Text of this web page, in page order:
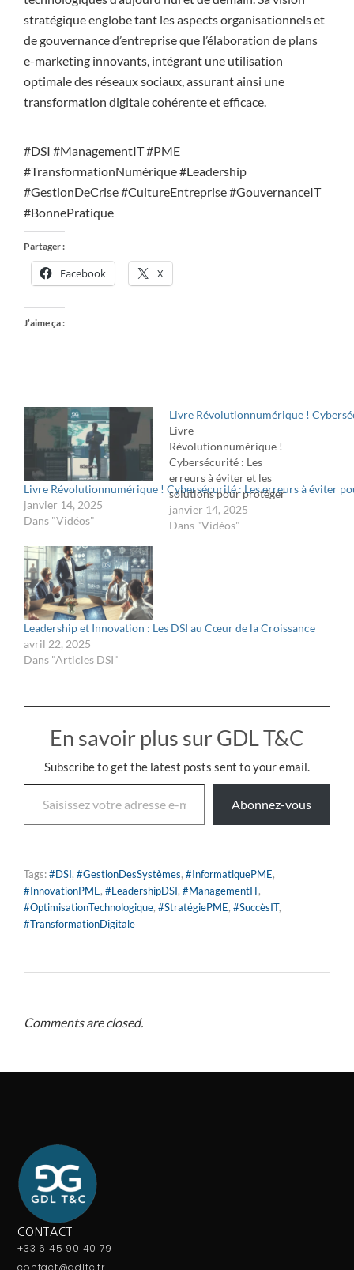
stratégique englobe tant les aspects organisationnels et
de gouvernance d’entreprise que l’élaboration de plans
e-marketing innovants, intégrant une utilisation
optimale des réseaux sociaux, assurant ainsi une
transformation digitale cohérente et efficace.
#DSI #ManagementIT #PME
#TransformationNumérique #Leadership
#GestionDeCrise #CultureEntreprise #GouvernanceIT
#BonnePratique
Partager :
Facebook X
J’aime ça :
Livre Révolutionnumérique ! Cybersécurité : Les erreurs à éviter
janvier 14, 2025
Dans "Vidéos"
Livre Révolutionnumérique !
Livre
Révolutionnumérique !
Cybersécurité : Les
erreurs à éviter et les
solutions pour protéger
votre entreprise !Une
cyberattaque peut frapper
maîtrisez les clés de la
janvier 14, 2025
Dans "Vidéos"
Leadership et Innovation : Les DSI au Cœur de la Croissance
avril 22, 2025
Dans "Articles DSI"
En savoir plus sur GDL T&C
Subscribe to get the latest posts sent to your email.
Abonnez-vous
Tags:#DSI, #GestionDesSystèmes, #InformatiquePME,
#InnovationPME, #LeadershipDSI, #ManagementIT,
#OptimisationTechnologique, #StratégiePME, #SuccèsIT,
#TransformationDigitale
Comments are closed.
CONTACT
+33 6 45 90 40 79